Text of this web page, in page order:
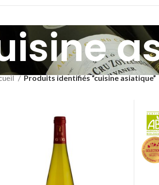
Produits identifiés “cuisine asiatique”